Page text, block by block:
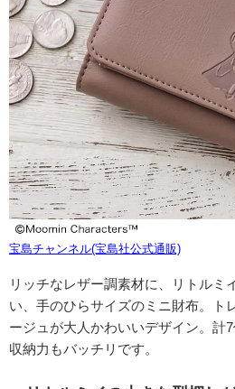
宝島チャンネル(宝島社公式通販)
リッチなレザー調素材に、リトルミ
い、手のひらサイズのミニ財布。ト
ージュが大人かわいいデザイン。計
収納力もバッチリです。